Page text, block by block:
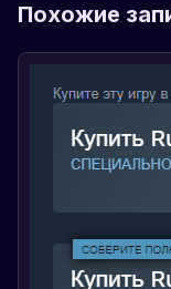
Похожие